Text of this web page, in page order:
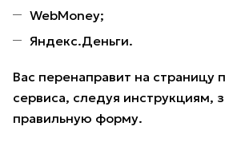
WebMoney;
Яндекс.Деньги.
Вас перенаправит на страницу
сервиса, следуя инструкциям,
правильную форму.